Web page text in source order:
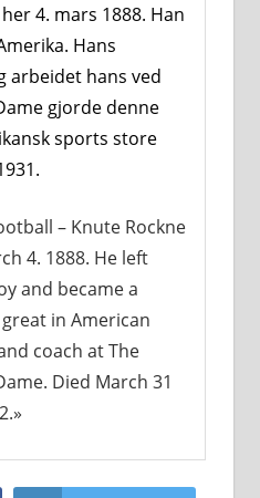
4. mars 1888. Han
Hans
arbeidet hans ved
gjorde denne
sports store
– Knute Rockne
4. 1888. He left
and became a
in American
coach at The
Died March 31